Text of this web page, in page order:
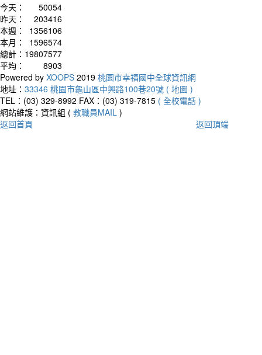
今天：
50054
昨天：
203416
本週：
1356106
本月：
1596574
總計： 19807577
平均：
8903
Powered by XOOPS 2019 桃園市幸福國中全球資訊網
地址： 33346 桃園市龜山區中興路100巷20號 ( 地圖 )
TEL：(03) 329-8992 FAX：(03) 319-7815 ( 全校電話 )
網站維護：資訊組 ( 教職員MAIL )
返回首頁
返回頂端